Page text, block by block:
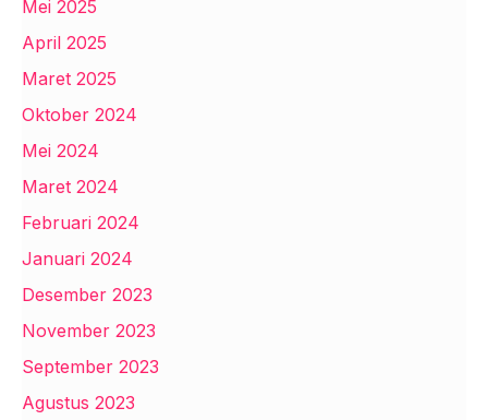
Mei 2025
April 2025
Maret 2025
Oktober 2024
Mei 2024
Maret 2024
Februari 2024
Januari 2024
Desember 2023
November 2023
September 2023
Agustus 2023